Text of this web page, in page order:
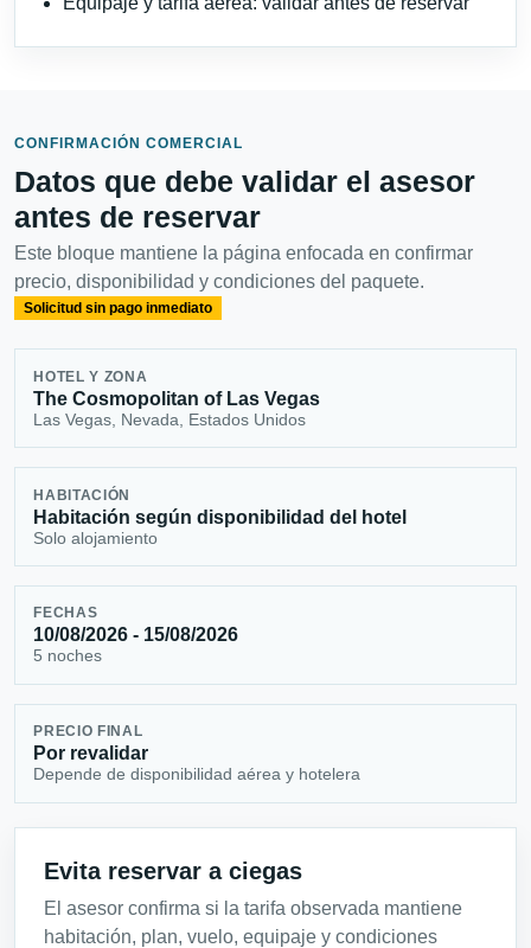
CONFIRMACIÓN COMERCIAL
Datos que debe validar el asesor
antes de reservar
Este bloque mantiene la página enfocada en confirmar
precio, disponibilidad y condiciones del paquete.
Solicitud sin pago inmediato
HOTEL Y ZONA
The Cosmopolitan of Las Vegas
Las Vegas, Nevada, Estados Unidos
HABITACIÓN
Habitación según disponibilidad del hotel
Solo alojamiento
FECHAS
10/08/2026 - 15/08/2026
5 noches
PRECIO FINAL
Por revalidar
Depende de disponibilidad aérea y hotelera
Evita reservar a ciegas
El asesor confirma si la tarifa observada mantiene
habitación, plan, vuelo, equipaje y condiciones